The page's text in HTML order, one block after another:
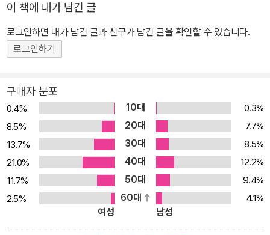
이 책에 내가 남긴 글
로그인하면 내가 남긴 글과 친구가 남긴 글을 확인할 수 있습니다.
로그인하기
구매자 분포
0.4% 10대
0.3%
8.5%
20대
7.7%
13.7%
30대
8.5%
21.0%
40대
12.2%
11.7%
50대
9.4%
2.5%
60대
4.1%
여성
남성